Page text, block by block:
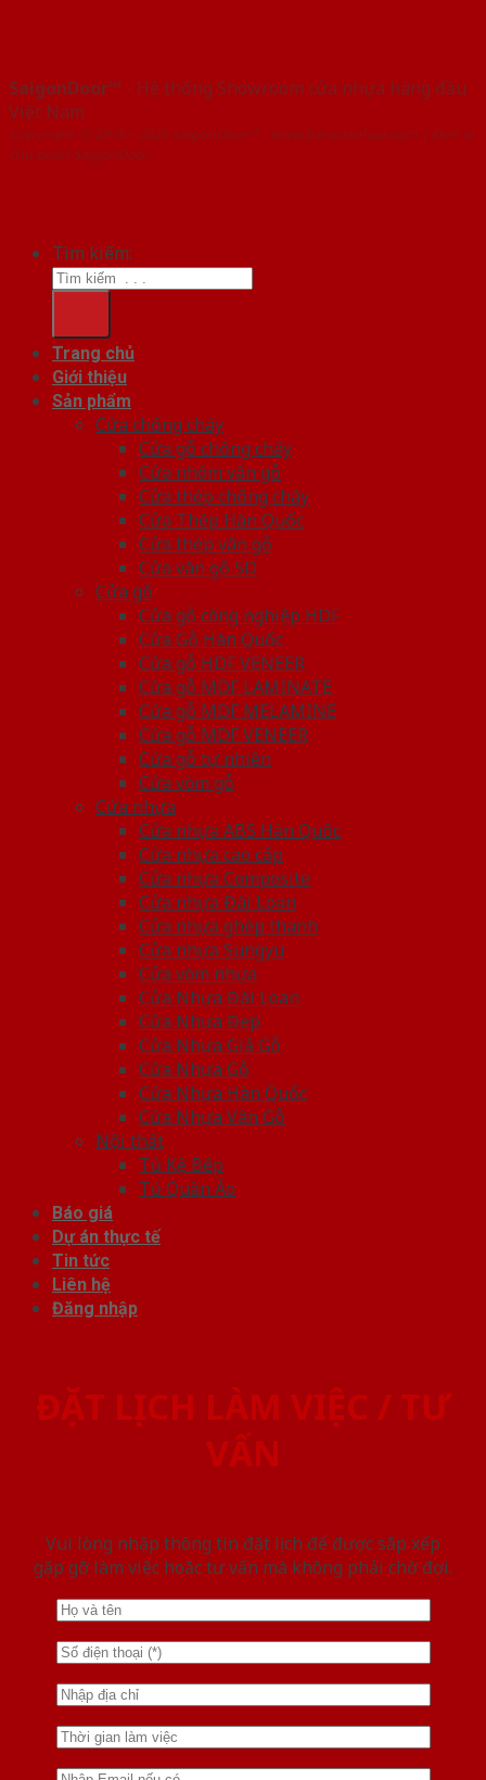
SaigonDoor™ - Hệ thống Showroom cửa nhựa hàng đầu
Việt Nam
Copyright ⓒ 2016 – 2026 SaigonDoor™ - www.bancuanhua.com | Đơn vị
chủ quản SaigonDoor
Tìm kiếm:
Trang chủ
Giới thiệu
Sản phẩm
Cửa chống cháy
Cửa gỗ chống cháy
Cửa nhôm vân gỗ
Cửa thép chống cháy
Cửa Thép Hàn Quốc
Cửa thép vân gỗ
Cửa vân gỗ 5D
Cửa gỗ
Cửa gỗ công nghiệp HDF
Cửa Gỗ Hàn Quốc
Cửa gỗ HDF VENEER
Cửa gỗ MDF LAMINATE
Cửa gỗ MDF MELAMINE
Cửa gỗ MDF VENEER
Cửa gỗ tự nhiên
Cửa vòm gỗ
Cửa nhựa
Cửa nhựa ABS Hàn Quốc
Cửa nhựa cao cấp
Cửa nhựa Composite
Cửa nhựa Đài Loan
Cửa nhựa ghép thanh
Cửa nhựa Sungyu
Cửa vòm nhựa
Cửa Nhựa Đài Loan
Cửa Nhựa Đẹp
Cửa Nhựa Giả Gỗ
Cửa Nhựa Gỗ
Cửa Nhựa Hàn Quốc
Cửa Nhựa Vân Gỗ
Nội thất
Tủ Kệ Bếp
Tủ Quần Áo
Báo giá
Dự án thực tế
Tin tức
Liên hệ
Đăng nhập
ĐẶT LỊCH LÀM VIỆC / TƯ
VẤN
Vui lòng nhập thông tin đặt lịch để được sắp xếp
gặp gỡ làm việc hoăc tư vấn mà không phải chờ đợi.